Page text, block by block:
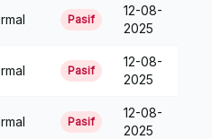
Pasif
12-08-
2025
Pasif
12-08-
2025
Pasif
12-08-
2025